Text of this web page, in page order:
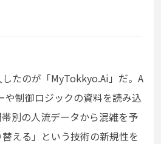
たのが「MyTokkyo.Ai」だ。A
や制御ロジックの資料を読み込
別の人流データから混雑を予
える」という技術の新規性を